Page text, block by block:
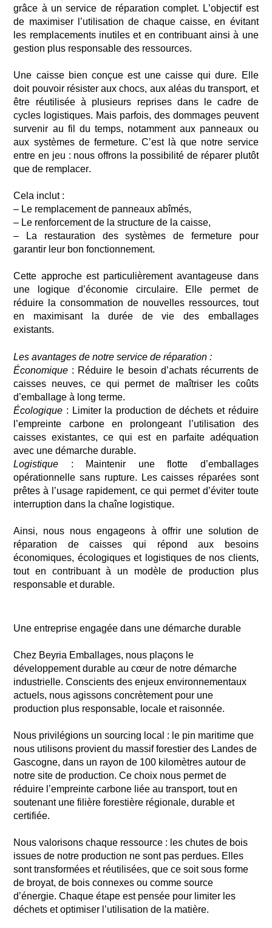
grâce à un service de réparation complet. L’objectif est
de maximiser l’utilisation de chaque caisse,en évitant
les remplacements inutiles et en contribuant ainsi à une
gestion p lus responsable des ressources.
Une caisse bien conçue est une caisse qui dure. Elle
doit pouvoir résister aux chocs, aux aléas du transport, et
être réutilisée à plusieurs reprises dans le cadre de
cycles logistiques. Mais parfois, des dommages peuvent
survenir au fil du temps, notamment aux panneaux ou
aux systèmes de fermeture. C’est là que notre service
entre en jeu : nous offrons la possibilité de réparer plutôt
que de remplacer.
Cela inclut :
– Le remplacement de panneaux abîmés,
– Le renforcement de la structure de la caisse,
– La restauration des systèmes de fermeture pour
garantir leur bon fonctionnement.
Cette approche est particulièrement avantageuse dans
une logique d’économie circulaire. Elle permet de
réduire la consommation de nouvelles ressources, tout
en maximisant la durée de vie des emballages
existants.
Les avantages de notre service de réparation :
Économique : Réduire le besoin d’achats récurrents de
caisses neuves, ce qui permet de maîtriser les coûts
d’emballage à long terme.
Écologique : Limiter la production de déchets et réduire
l’empreinte carbone en prolongeant l’utilisation des
caisses existantes,ce qui est en parfaite adéquation
avec une démarche durable.
Logistique : Maintenir une flotte d’emballages
opérationnelle sans rupture. Les caisses réparées sont
prêtes à l’usage rapidement, ce qui permet d’éviter toute
interruption dans la chaîne logistique.
Ainsi, nous nousengageons à offrir une solution de
réparation de caisses qui répond aux besoins
économiques, écologiques et logistiques de nos clients,
tout en contribuant à un modèle de production plus
responsable et durable.
Une entreprise engagée dans une démarche durable
Chez Beyria Emballages, nous plaçons le
développement durable au cœur de notre démarche
industrielle. Conscients des enjeux environnementaux
actuels, nous agissons concrètement pour une
production plus responsable, locale et raisonnée.
Nous privilégions unsourcing local : le pin maritime que
nous utilisons provient du massif forestier des Landes de
Gascogne, dans un rayon de 100 kilomètres autour de
notre site de production. Ce choix nous permet de
réduire l’empreinte carbone liée au transport, tout en
soutenant une filière forestière régionale, durable et
certifiée.
Nous valorisons chaque ressource : les chutes de bois
issues de notre production ne sont pas perdues. Elles
sont transformées et réutilisées, que ce soit sous forme
de broyat, de bois connexes ou comme source
d’énergie. Chaque étape est pensée pour limiter les
déchets et optimiser l’utilisation de la matière.